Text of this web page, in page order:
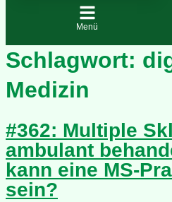
Menü
Schlagwort:
Medizin
#362: Multiple
ambulant
kann eine MS-
sein?